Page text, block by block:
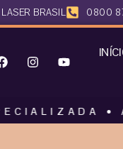
BRASIL 0800
•